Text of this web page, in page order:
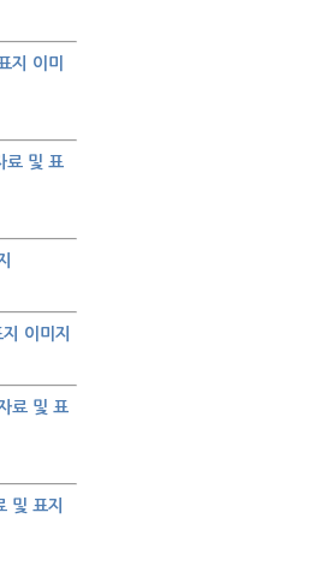
지 이미
료 및 표
이미지
료 및 표
및 표지